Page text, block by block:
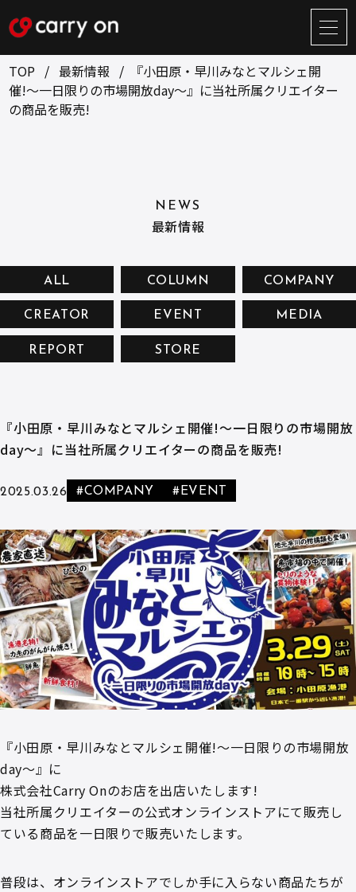
サ
イ
ニ
BUSINESS
お問い合せ
プライバシーポリシー
TOP 最新情報
『小田原・早川みなとマルシェ開
催!〜一日限りの市場開放day〜』に当社所属クリエイター
の商品を販売!
NEWS
最新情報
ALL COLUMN COMPANY
CREATOR EVENT MEDIA
REPORT STORE
『小田原・早川みなとマルシェ開催!〜一日限りの市場開放
day〜』に当社所属クリエイターの商品を販売!
2025.03.26 #COMPANY #EVENT
『小田原・早川みなとマルシェ開催!〜一日限りの市場開放
day〜』に
株式会社Carry Onのお店を出店いたします!
当社所属クリエイターの公式オンラインストアにて販売し
ている商品を一日限りで販売いたします。
普段は、オンラインストアでしか手に入らない商品たちが